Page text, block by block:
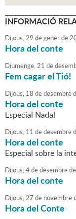
INFORMACIÓ
Dijous,29 degenerde
Hora del conte
Diumenge,21 de
Fem cagar el Tió!
Dijous, 18 dedesembre
Hora del conte
Especial Nadal
Dijous, 11 dedesembre
Hora del conte
Especial sobre la
Dijous,4dedesembrede
Hora del conte
Dijous,27 de novembre
Hora del Conte